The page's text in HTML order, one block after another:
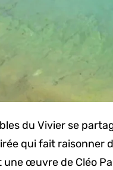
du Vivier se
qui fait raisonner
une œuvre de Cléo